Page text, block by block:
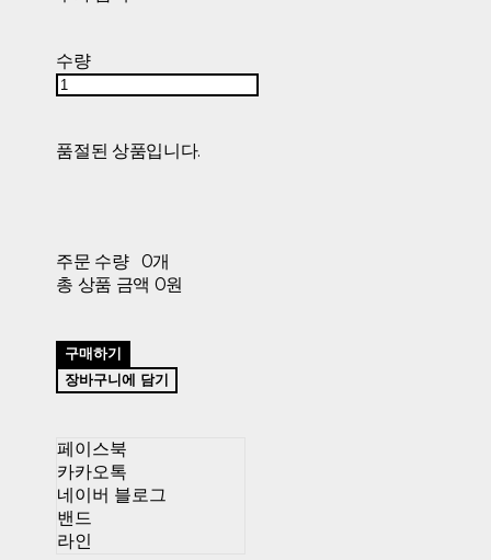
수량
품절된 상품입니다.
주문 수량
0개
총 상품 금액 0원
구매하기
장바구니에 담기
페이스북
카카오톡
네이버 블로그
밴드
라인